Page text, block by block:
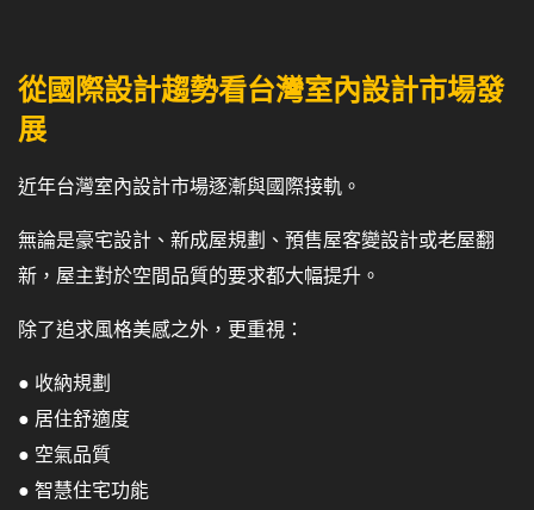
從國際設計趨勢看台灣室內設計市場發
展
近年台灣室內設計市場逐漸與國際接軌。
無論是豪宅設計、新成屋規劃、預售屋客變設計或老屋翻
新，屋主對於空間品質的要求都大幅提升。
除了追求風格美感之外，更重視：
● 收納規劃
● 居住舒適度
● 空氣品質
● 智慧住宅功能